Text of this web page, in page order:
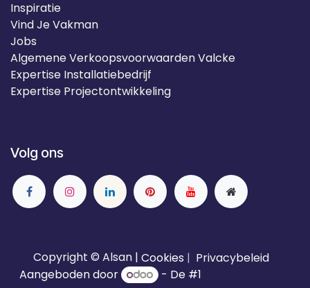
Inspiratie
Vind Je Vakman
Jobs
Algemene Verkoopsvoorwaarden Valcke
Expertise Installatiebedrijf
Expertise Projectontwikkeling
Volg ons
Copyright © Alsan | Cookies | Privacybeleid
Aangeboden door
- De #1